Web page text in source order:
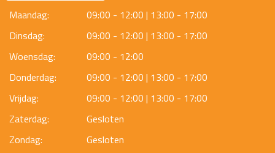
Maandag:
09:00 - 12:00 | 13:00 - 17:00
Dinsdag:
09:00 - 12:00 | 13:00 - 17:00
Woensdag:
09:00 - 12:00
Donderdag:
09:00 - 12:00 | 13:00 - 17:00
Vrijdag:
09:00 - 12:00 | 13:00 - 17:00
Zaterdag:
Gesloten
Zondag:
Gesloten